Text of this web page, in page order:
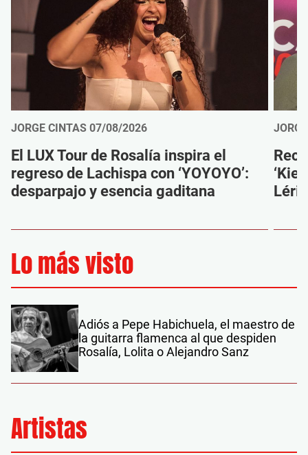
JORGE CINTAS 07/08/2026
El LUX Tour de Rosalía inspira el
regreso de Lachispa con ‘YOYOYO’:
desparpajo y esencia gaditana
Lo más visto
Adiós a Pepe Habichuela, el maestro de
la guitarra flamenca al que despiden
Rosalía, Lolita o Alejandro Sanz
Artistas